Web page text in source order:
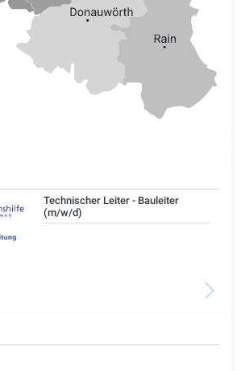
Technischer Leiter - Bauleiter
(m/w/d)